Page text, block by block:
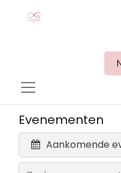
Evenementen
Aankomende